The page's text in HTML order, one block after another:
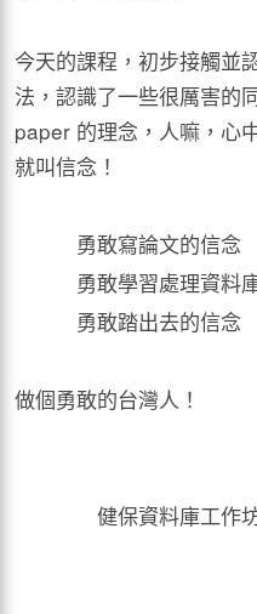
今天的課程，初步接觸並
法，認識了一些很厲害的
paper 的理念，人嘛，心
就叫信念！
勇敢寫論文的信念
勇敢學習處理資料
勇敢踏出去的信念
做個勇敢的台灣人！
健保資料庫工作